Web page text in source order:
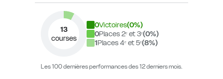
13
courses
0Victoires(0%)
0Places 2ᵉ et 3ᵉ(0%)
1Places 4ᵉ et 5ᵉ(8%)
Les 100 dernières performances des 12 derniers mois.